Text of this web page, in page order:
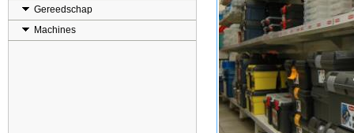
Gereedschap
Machines